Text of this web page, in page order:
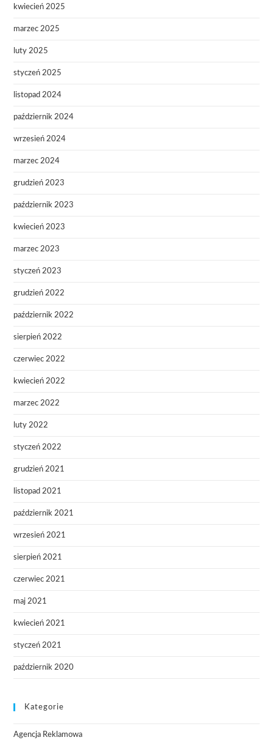
kwiecień 2025
marzec 2025
luty 2025
styczeń 2025
listopad 2024
październik 2024
wrzesień 2024
marzec 2024
grudzień 2023
październik 2023
kwiecień 2023
marzec 2023
styczeń 2023
grudzień 2022
październik 2022
sierpień 2022
czerwiec 2022
kwiecień 2022
marzec 2022
luty 2022
styczeń 2022
grudzień 2021
listopad 2021
październik 2021
wrzesień 2021
sierpień 2021
czerwiec 2021
maj 2021
kwiecień 2021
styczeń 2021
październik 2020
Kategorie
Agencja Reklamowa